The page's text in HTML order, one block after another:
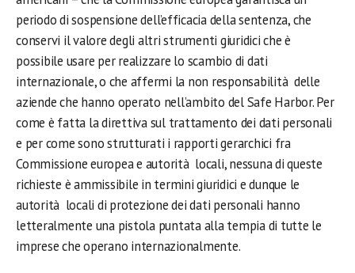
periodo di sospensione dell’efficacia della sentenza, che
conservi il valore degli altri strumenti giuridici che è
possibile usare per realizzare lo scambio di dati
internazionale, o che affermi la non responsabilità delle
aziende che hanno operato nell’ambito del Safe Harbor. Per
come è fatta la direttiva sul trattamento dei dati personali
e per come sono strutturati i rapporti gerarchici fra
Commissione europea e autorità locali, nessuna di queste
richieste è ammissibile in termini giuridici e dunque le
autorità locali di protezione dei dati personali hanno
letteralmente una pistola puntata alla tempia di tutte le
imprese che operano internazionalmente.